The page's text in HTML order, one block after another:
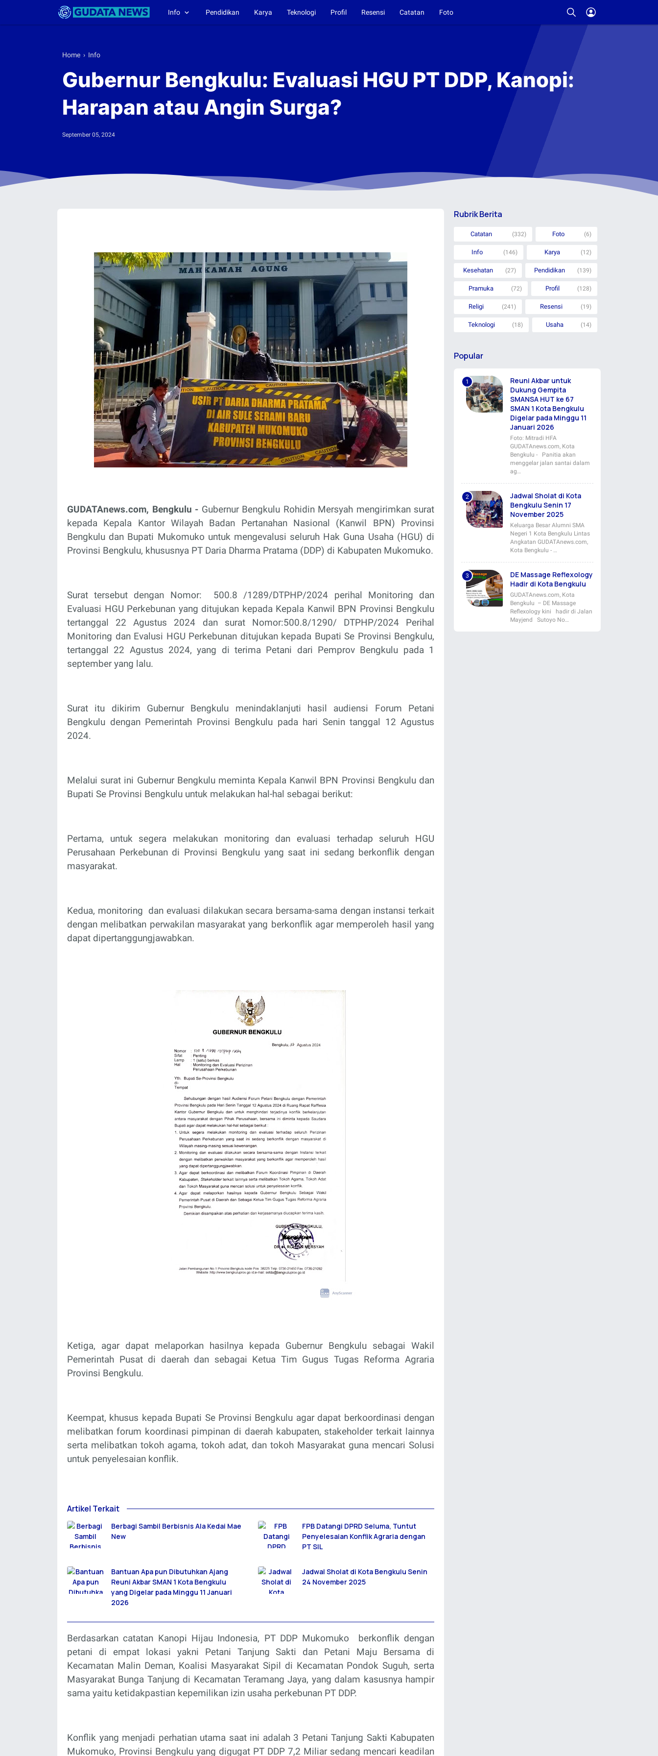
Info Pendidikan Karya Teknologi Profil Resensi Catatan Foto
Home › Info
Gubernur Bengkulu: Evaluasi HGU PT DDP, Kanopi:
Harapan atau Angin Surga?
September 05, 2024
GUDATAnews.com, Bengkulu - Gubernur Bengkulu Rohidin Mersyah mengirimkan surat
kepada Kepala Kantor Wilayah Badan Pertanahan Nasional (Kanwil BPN) Provinsi
Bengkulu dan Bupati Mukomuko untuk mengevalusi seluruh Hak Guna Usaha (HGU) di
Provinsi Bengkulu, khususnya PT Daria Dharma Pratama (DDP) di Kabupaten Mukomuko.
Surat tersebut dengan Nomor:
500.8 /1289/DTPHP/2024 perihal Monitoring dan
Evaluasi HGU Perkebunan yang ditujukan kepada Kepala Kanwil BPN Provinsi Bengkulu
tertanggal 22 Agustus 2024 dan surat Nomor:500.8/1290/ DTPHP/2024 Perihal
Monitoring dan Evalusi HGU Perkebunan ditujukan kepada Bupati Se Provinsi Bengkulu,
tertanggal 22 Agustus 2024, yang di terima Petani dari Pemprov Bengkulu pada 1
september yang lalu.
Surat itu dikirim Gubernur Bengkulu menindaklanjuti hasil audiensi Forum Petani
Bengkulu dengan Pemerintah Provinsi Bengkulu pada hari Senin tanggal 12 Agustus
2024.
Melalui surat ini Gubernur Bengkulu meminta Kepala Kanwil BPN Provinsi Bengkulu dan
Bupati Se Provinsi Bengkulu untuk melakukan hal-hal sebagai berikut:
Pertama, untuk segera melakukan monitoring dan evaluasi terhadap seluruh HGU
Perusahaan Perkebunan di Provinsi Bengkulu yang saat ini sedang berkonflik dengan
masyarakat.
Kedua, monitoring dan evaluasi dilakukan secara bersama-sama dengan instansi terkait
dengan melibatkan perwakilan masyarakat yang berkonflik agar memperoleh hasil yang
dapat dipertanggungjawabkan.
Ketiga, agar dapat melaporkan hasilnya kepada Gubernur Bengkulu sebagai Wakil
Pemerintah Pusat di daerah dan sebagai Ketua Tim Gugus Tugas Reforma Agraria
Provinsi Bengkulu.
Keempat, khusus kepada Bupati Se Provinsi Bengkulu agar dapat berkoordinasi dengan
melibatkan forum koordinasi pimpinan di daerah kabupaten, stakeholder terkait lainnya
serta melibatkan tokoh agama, tokoh adat, dan tokoh Masyarakat guna mencari Solusi
untuk penyelesaian konflik.
Artikel Terkait
Berbagi Sambil Berbisnis Ala Kedai Mae
New
FPB Datangi DPRD Seluma, Tuntut
Penyelesaian Konflik Agraria dengan
PT SIL
Bantuan Apa pun Dibutuhkan Ajang
Reuni Akbar SMAN 1 Kota Bengkulu
yang Digelar pada Minggu 11 Januari
2026
Jadwal Sholat di Kota Bengkulu Senin
24 November 2025
Berdasarkan catatan Kanopi Hijau Indonesia, PT DDP Mukomuko
berkonflik dengan
petani di empat lokasi yakni Petani Tanjung Sakti dan Petani Maju Bersama di
Kecamatan Malin Deman, Koalisi Masyarakat Sipil di Kecamatan Pondok Suguh, serta
Masyarakat Bunga Tanjung di Kecamatan Teramang Jaya, yang dalam kasusnya hampir
sama yaitu ketidakpastian kepemilikan izin usaha perkebunan PT DDP.
Konflik yang menjadi perhatian utama saat ini adalah 3 Petani Tanjung Sakti Kabupaten
Mukomuko, Provinsi Bengkulu yang digugat PT DDP 7,2 Miliar sedang mencari keadilan
Rubrik Berita
Catatan (332) Foto (6)
Info (146) Karya (12)
Kesehatan (27) Pendidikan (139)
Pramuka (72) Profil (128)
Religi (241) Resensi (19)
Teknologi (18) Usaha (14)
Popular
Reuni Akbar untuk
Dukung Gempita
SMANSA HUT ke 67
SMAN 1 Kota Bengkulu
Digelar pada Minggu 11
Januari 2026
Foto: Mitradi HFA
GUDATAnews.com, Kota
Bengkulu - Panitia akan
menggelar jalan santai dalam
ag…
Jadwal Sholat di Kota
Bengkulu Senin 17
November 2025
Keluarga Besar Alumni SMA
Negeri 1 Kota Bengkulu Lintas
Angkatan GUDATAnews.com,
Kota Bengkulu - …
DE Massage Reflexology
Hadir di Kota Bengkulu
GUDATAnews.com, Kota
Bengkulu – DE Massage
Reflexology kini hadir di Jalan
Mayjend Sutoyo No…